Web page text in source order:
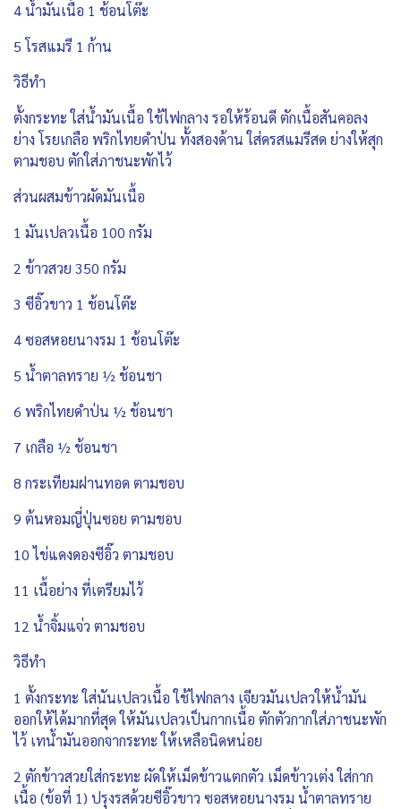
4 น้ำมันเนื้อ 1 ช้อนโต๊ะ
5 โรสแมรี 1 ก้าน
วิธีทำ
ตั้งกระทะ ใส่น้ำมันเนื้อ ใช้ไฟกลาง รอให้ร้อนดี ตักเนื้อสันคอลง
ย่าง โรยเกลือ พริกไทยดำป่น ทั้งสองด้าน ใส่ดรสแมรีสด ย่างให้สุก
ตามชอบ ตักใส่ภาชนะพักไว้
ส่วนผสมข้าวผัดมันเนื้อ
1 มันเปลวเนื้อ 100 กรัม
2 ข้าวสวย 350 กรัม
3 ซีอิ๊วขาว 1 ช้อนโต๊ะ
4 ซอสหอยนางรม 1 ช้อนโต๊ะ
5 น้ำตาลทราย ½ ช้อนชา
6 พริกไทยดำป่น ½ ช้อนชา
7 เกลือ ½ ช้อนชา
8 กระเทียมฝานทอด ตามชอบ
9 ต้นหอมญี่ปุ่นซอย ตามชอบ
10 ไข่แดงดองซีอิ๊ว ตามชอบ
11 เนื้อย่าง ที่เตรียมไว้
12 น้ำจิ้มแจ่ว ตามชอบ
วิธีทำ
1 ตั้งกระทะ ใส่นันเปลวเนื้อ ใช้ไฟกลาง เจียวมันเปลวให้น้ำมัน
ออกให้ได้มากที่สุด ให้มันเปลวเป็นกากเนื้อ ตักตัวกากใส่ภาชนะพัก
ไว้ เทน้ำมันออกจากระทะ ให้เหลือนิดหน่อย
2 ตักข้าวสวยใส่กระทะ ผัดให้เม็ดข้าวแตกตัว เม็ดข้าวเต่ง ใส่กาก
เนื้อ (ข้อที่ 1) ปรุงรสด้วยซีอิ๊วขาว ซอสหอยนางรม น้ำตาลทราย